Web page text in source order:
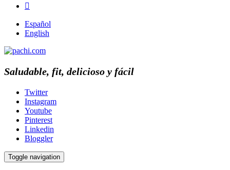

Español
English
Saludable, fit, delicioso y fácil
Twitter
Instagram
Youtube
Pinterest
Linkedin
Bloggler
Toggle navigation